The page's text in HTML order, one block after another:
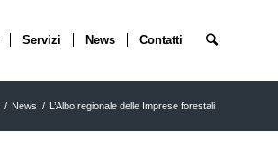
Servizi News Contatti
/ News / L’Albo regionale delle Imprese forestali